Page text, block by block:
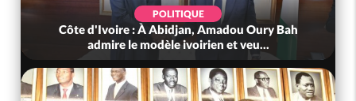
POLITIQUE
Côte d'Ivoire : À Abidjan, Amadou Oury Bah
admire le modèle ivoirien et veu...